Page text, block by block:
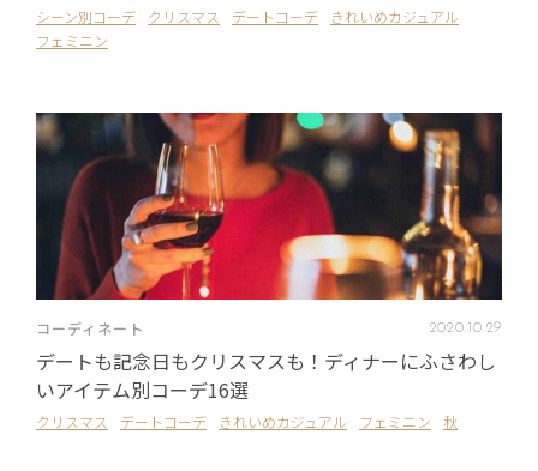
シーン別コーデ クリスマス デートコーデ
きれいめカジュアル
フェミニン
コーディネート 2020.10.29
デートも記念日もクリスマスも！ディナーにふさわし
いアイテム別コーデ16選
クリスマス デートコーデ きれいめカジュアル フェミニン 秋